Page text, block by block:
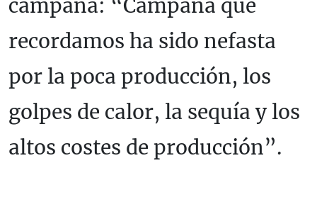
campaña: “Campaña que
recordamos ha sido nefasta
por la poca producción, los
golpes de calor, la sequía y los
altos costes de producción”.